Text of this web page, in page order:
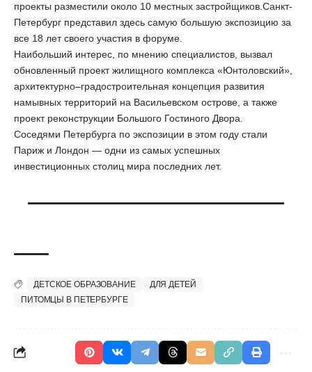
проекты разместили около 10 местных застройщиков.Санкт-
Петербург представил здесь самую большую экспозицию за
все 18 лет своего участия в форуме.
Наибольший интерес, по мнению специалистов, вызвал
обновленный проект жилищного комплекса «Юнтоловский»,
архитектурно–градостроительная концепция развития
намывных территорий на Васильевском острове, а также
проект реконструкции Большого Гостиного Двора.
Соседями Петербурга по экспозиции в этом году стали
Париж и Лондон — одни из самых успешных
инвестиционных столиц мира последних лет.
ДЕТСКОЕ ОБРАЗОВАНИЕ
ДЛЯ ДЕТЕЙ
ПИТОМЦЫ В ПЕТЕРБУРГЕ